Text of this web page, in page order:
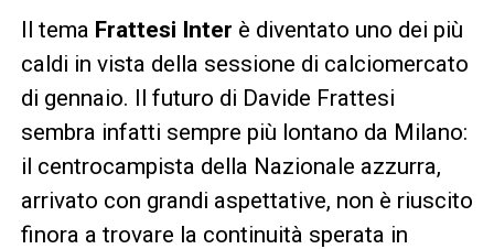
Il tema Frattesi Inter è diventato uno dei più
caldi in vista della sessione di calciomercato
di gennaio. Il futuro di Davide Frattesi
sembra infatti sempre più lontano da Milano:
il centrocampista della Nazionale azzurra,
arrivato con grandi aspettative, non è riuscito
finora a trovare la continuità sperata in